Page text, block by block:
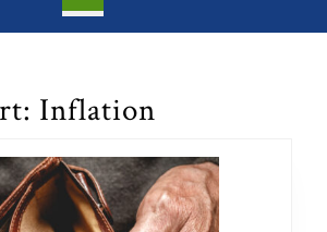
Inflation